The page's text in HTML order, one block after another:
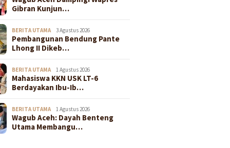
Gibran Kunjun…
BERITA UTAMA 3 Agustus 2026
Pembangunan Bendung Pante
Lhong II Dikeb…
BERITA UTAMA 1 Agustus 2026
Mahasiswa KKN USK LT-6
Berdayakan Ibu-Ib…
BERITA UTAMA 1 Agustus 2026
Wagub Aceh: Dayah Benteng
Utama Membangu…